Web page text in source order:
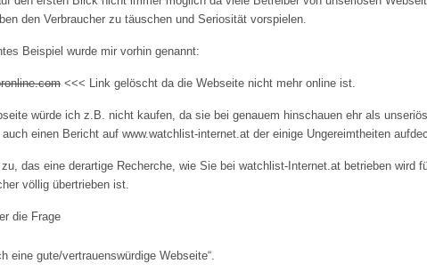
den Verbraucher zu täuschen und Seriosität vorspielen.
Beispiel wurde mir vorhin genannt:
<<< Link gelöscht da die Webseite nicht mehr online ist.
würde ich z.B. nicht kaufen, da sie bei genauem hinschauen ehr als
einen Bericht auf www.watchlist-internet.at der einige Ungereimtheiten
zu, das eine derartige Recherche, wie Sie bei watchlist-Internet.at betrieben wird
völlig übertrieben ist.
die Frage
eine gute/vertrauenswürdige Webseite“.